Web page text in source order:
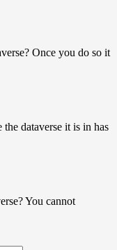
Once you do so it
the dataverse it is in has
You cannot